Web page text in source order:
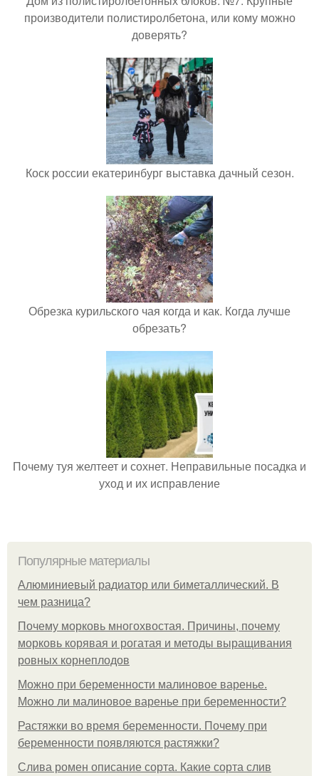
производители полистиролбетона, или кому можно
доверять?
Коск россии екатеринбург выставка дачный сезон.
Обрезка курильского чая когда и как. Когда лучше
обрезать?
Почему туя желтеет и сохнет. Неправильные посадка и
уход и их исправление
Популярные материалы
Алюминиевый радиатор или биметаллический. В
чем разница?
Почему морковь многохвостая. Причины, почему
морковь корявая и рогатая и методы выращивания
ровных корнеплодов
Можно при беременности малиновое варенье.
Можно ли малиновое варенье при беременности?
Растяжки во время беременности. Почему при
беременности появляются растяжки?
Слива ромен описание сорта. Какие сорта слив